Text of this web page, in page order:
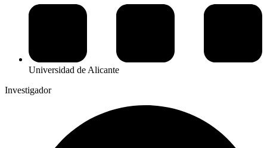
Universidad de Alicante
Investigador